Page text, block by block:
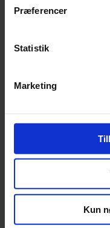
Præferencer
Statistik
Marketing
Kun
Nyhed
Bayreuths nye ‘AI